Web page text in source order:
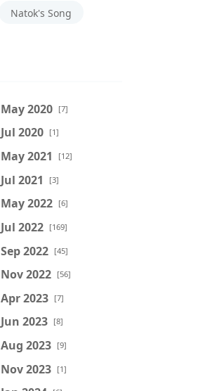
Natok's Song
May 2020 [7]
Jul 2020 [1]
May 2021 [12]
Jul 2021 [3]
May 2022 [6]
Jul 2022 [169]
Sep 2022 [45]
Nov 2022 [56]
Apr 2023 [7]
Jun 2023 [8]
Aug 2023 [9]
Nov 2023 [1]